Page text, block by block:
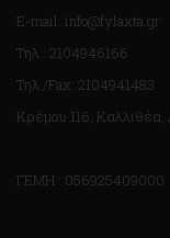
E-mail: info@fylaxta.gr
Τηλ.: 2104946166
Τηλ./Fax: 2104941483
Κρέμου 116,
ΓΕΜΗ : 056925409000